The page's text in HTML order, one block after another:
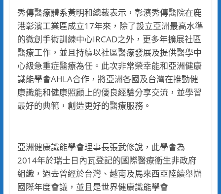
秀傳醫療體系黃明和總裁表示，彰濱秀傳醫院在鹿
港彰濱工業區成立17年來，除了設立亞洲最高水準
的微創手術訓練中心IRCAD之外，更多年擴展社區
醫療工作，並且持續以社區醫療發展及提供醫學中
心級急重症醫療為任。此次非常榮幸能和亞洲健康
識能學會AHLA合作，將亞洲各國及台灣在推動健
康識能和健康照顧上的優良經驗分享交流，並學習
最好的典範，創造更好的醫療服務。
亞洲健康識能學會理事長張武修說，此學會為
2014年於瑞士日內瓦登記的國際醫療衛生非政府
組織，過去曾經於台灣、越南及馬來西亞陸續舉辦
國際年度會議，並且是世界健康識能學會